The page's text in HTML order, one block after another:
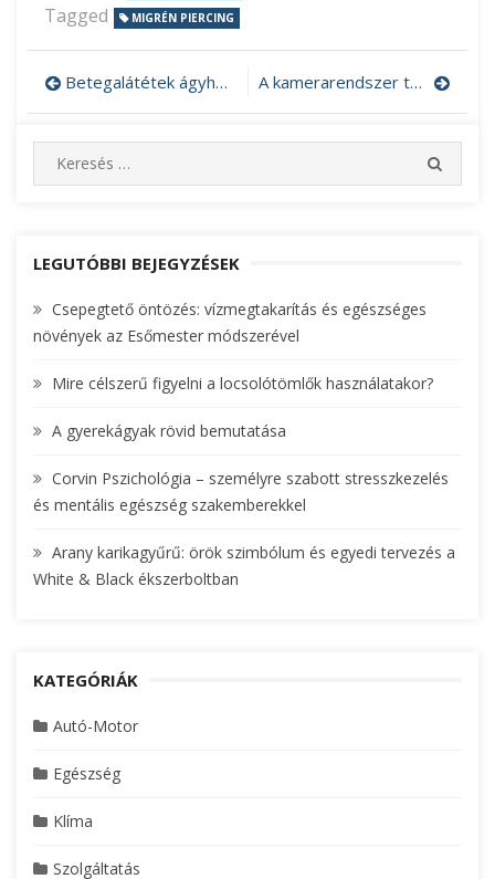
Tagged MIGRÉN PIERCING
Bejegyzés
navigáció
Betegalátétek ágyhoz kötött betegeknek A kamerarendszer telepítés nem egyszerű feladat
e
c
f
o
:
E
LEGUTÓBBI BEJEGYZÉSEK
Csepegtető öntözés: vízmegtakarítás és egészséges
növények az Esőmester módszerével
Mire célszerű figyelni a locsolótömlők használatakor?
A gyerekágyak rövid bemutatása
Corvin Pszichológia – személyre szabott stresszkezelés
és mentális egészség szakemberekkel
Arany karikagyűrű: örök szimbólum és egyedi tervezés a
White & Black ékszerboltban
KATEGÓRIÁK
Autó-Motor
Egészség
Klíma
Szolgáltatás